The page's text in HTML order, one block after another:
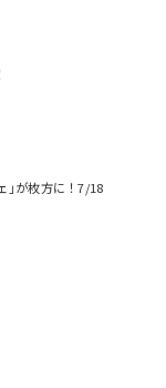
｣が枚方に！7/18